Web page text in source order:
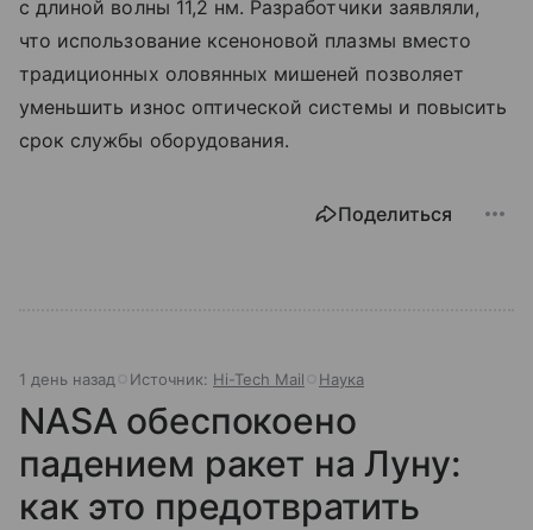
с длиной волны 11,2 нм. Разработчики заявляли,
что использование ксеноновой плазмы вместо
традиционных оловянных мишеней позволяет
уменьшить износ оптической системы и повысить
срок службы оборудования.
Поделиться
1 день назад Источник: Hi-Tech Mail Наука
NASA обеспокоено
падением ракет на Луну:
как это предотвратить